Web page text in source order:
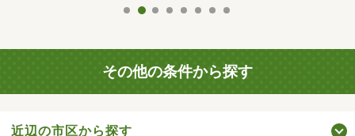
その他の条件から探す
近辺の市区から探す